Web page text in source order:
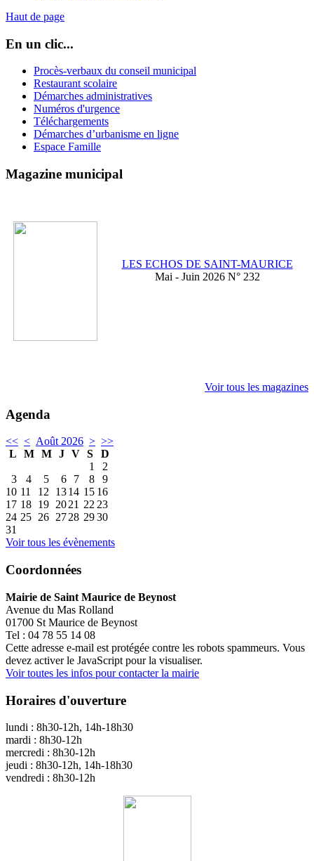
Haut de page
En un clic...
Procès-verbaux du conseil municipal
Restaurant scolaire
Démarches administratives
Numéros d'urgence
Téléchargements
Démarches d’urbanisme en ligne
Espace Famille
Magazine municipal
LES ECHOS DE SAINT-MAURICE
Mai - Juin 2026 N° 232
Voir tous les magazines
Agenda
<< < Août 2026 > >>
L
M M J V S
D
1
2
3
4 5 6 7 8
9
10 11 12 1314 15 16
17 18 19 2021 22 23
24 25 26 2728 2930
31
Voir tous les évènements
Coordonnées
Mairie de Saint Maurice de Beynost
Avenue du Mas Rolland
01700 St Maurice de Beynost
Tel : 04 78 55 14 08
Cette adresse e-mail est protégée contre les robots spammeurs. Vous
devez activer le JavaScript pour la visualiser.
Voir toutes les infos pour contacter la mairie
Horaires d'ouverture
lundi : 8h30-12h, 14h-18h30
mardi : 8h30-12h
mercredi : 8h30-12h
jeudi : 8h30-12h, 14h-18h30
vendredi : 8h30-12h